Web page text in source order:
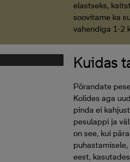
elastseks,
soovitame ka
vahendiga 1-2
Kuidas
Põrandate
Kolides aga
pinda ei
pesulappi ja
on see, kui
eest,